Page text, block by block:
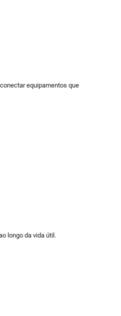
equipamentos que
longo da vida útil.